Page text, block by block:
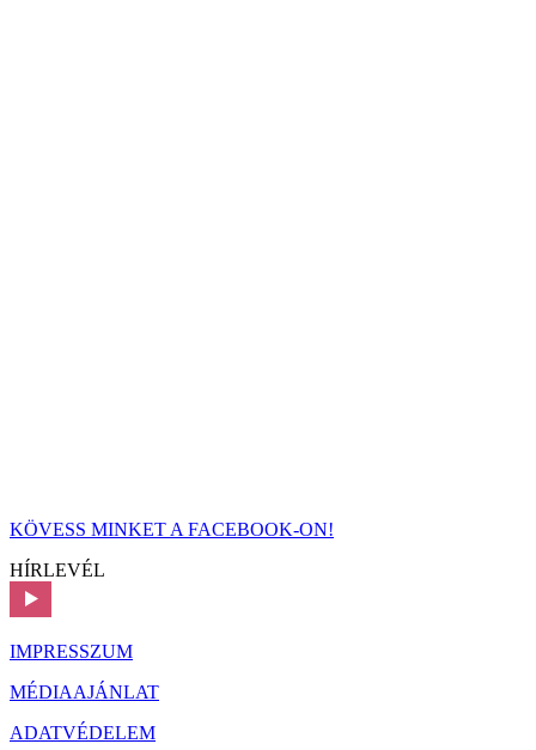
KÖVESS MINKET A FACEBOOK-ON!
HÍRLEVÉL
IMPRESSZUM
MÉDIAAJÁNLAT
ADATVÉDELEM